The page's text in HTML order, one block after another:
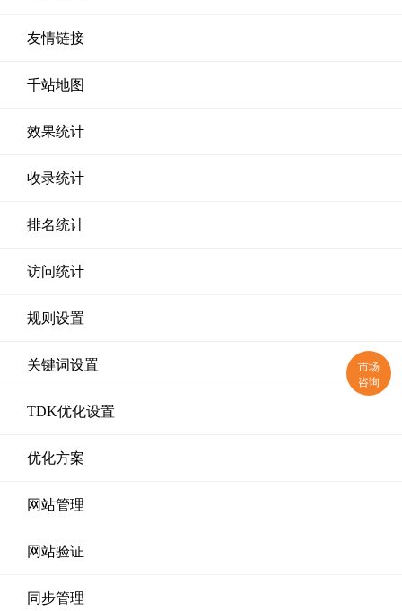
友情链接
千站地图
效果统计
收录统计
排名统计
访问统计
规则设置
关键词设置
TDK优化设置
优化方案
网站管理
网站验证
同步管理
市场
咨询